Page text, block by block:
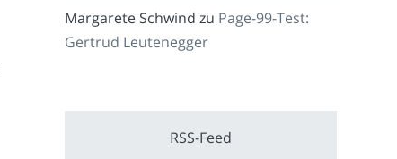
Margarete Schwind zu Page-99-Test:
Gertrud Leutenegger
RSS-Feed